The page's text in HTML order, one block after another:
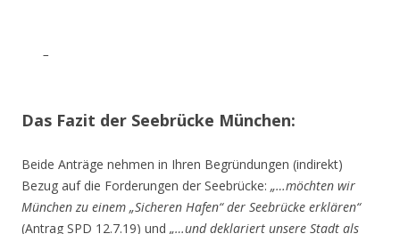
–
Das Fazit der Seebrücke München:
Beide Anträge nehmen in Ihren Begründungen (indirekt)
Bezug auf die Forderungen der Seebrücke: „…möchten wir
München zu einem „Sicheren Hafen“ der Seebrücke erklären“
(Antrag SPD 12.7.19) und „…und deklariert unsere Stadt als